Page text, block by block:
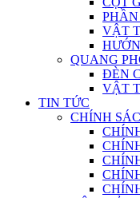
VẬT
QUANG
ĐÈN
VẬT
TIN TỨC
CHÍNH